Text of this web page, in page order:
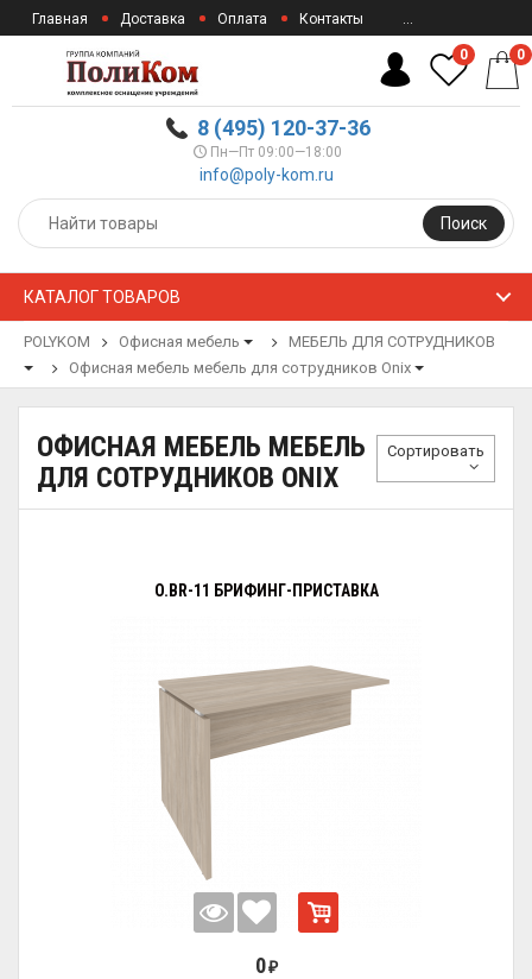
Главная Доставка Оплата Контакты ...
8 (495) 120-37-36
Пн—Пт 09:00—18:00
info@poly-kom.ru
Поиск
0 0
КАТАЛОГ ТОВАРОВ
POLYKOM Офисная мебель
МЕБЕЛЬ ДЛЯ СОТРУДНИКОВ
Офисная мебель мебель для сотрудников Onix
ОФИСНАЯ МЕБЕЛЬ МЕБЕЛЬ
ДЛЯ СОТРУДНИКОВ ONIX
Сортировать
O.BR-11 БРИФИНГ-ПРИСТАВКА
0 ₽